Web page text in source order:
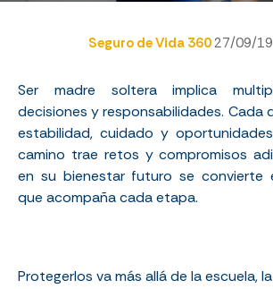
Seguro de Vida 36027/09/
Ser madre soltera implica
decisiones yresponsabilidades. Cada
estabilidad, cuidado y oportunidades
camino trae retos ycompromisos
en su bienestar futuro se convierte
que acompañacadaetapa.
Protegerlos va más allá de la escuela,